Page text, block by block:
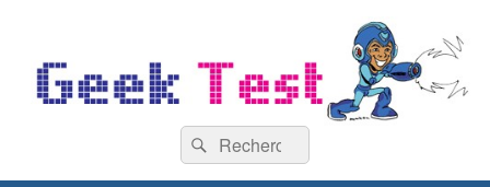
Recherche :
Rechercher